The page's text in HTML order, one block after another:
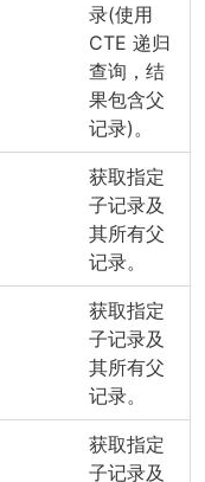
录(使用
CTE 递归
查询，结
果包含父
记录)。
获取指定
子记录及
其所有父
记录。
获取指定
子记录及
其所有父
记录。
获取指定
子记录及